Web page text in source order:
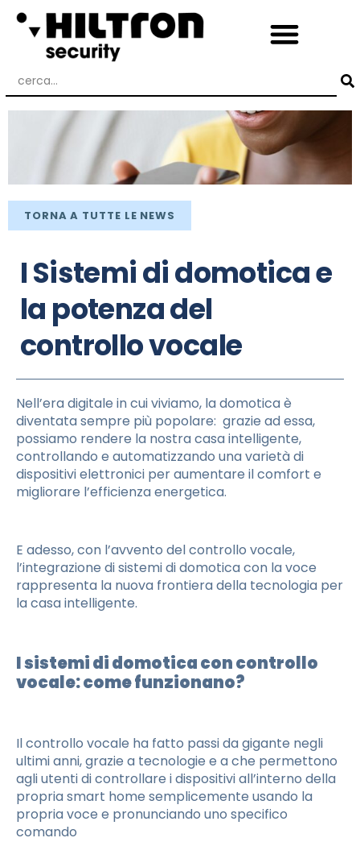
TORNA A TUTTE LE NEWS
I Sistemi di domotica e
la potenza del
controllo vocale
Nell’era digitale in cui viviamo, la domotica è
diventata sempre più popolare: grazie ad essa,
possiamo rendere la nostra casa intelligente,
controllando e automatizzando una varietà di
dispositivi elettronici per aumentare il comfort e
migliorare l’efficienza energetica.
E adesso, con l’avvento del controllo vocale,
l’integrazione di sistemi di domotica con la voce
rappresenta la nuova frontiera della tecnologia per
la casa intelligente.
I sistemi di domotica con controllo
vocale: come funzionano?
Il controllo vocale ha fatto passi da gigante negli
ultimi anni, grazie a tecnologie e a che permettono
agli utenti di controllare i dispositivi all’interno della
propria smart home semplicemente usando la
propria voce e pronunciando uno specifico
comando